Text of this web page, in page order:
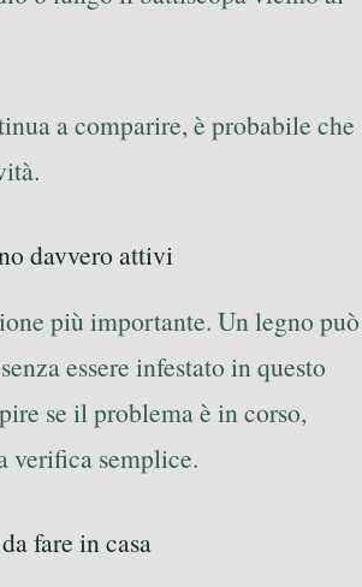
a comparire, è probabile che
davvero attivi
più importante. Un legno può
essere infestato in questo
se il problema è in corso,
verifica semplice.
fare in casa